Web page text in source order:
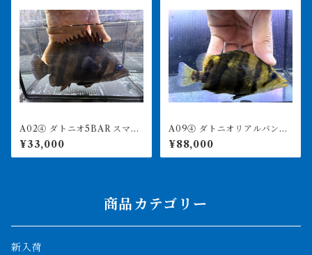
A02④ ダトニオ5BAR スマト
ラタイガー 20㎝前後 おと
ひめ食べます
¥33,000
A09④ ダトニオリアルバン
ド 14㎝前後 イエロー シ
ミなし
¥88,000
商品カテゴリー
新入荷